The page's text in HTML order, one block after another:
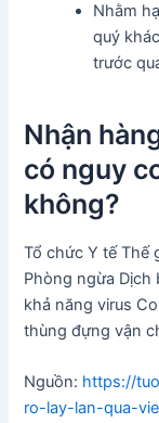
Nhằm
quý
trước
Nhận
có nguy
không?
Tổ chức Y tế Thế
Phòng ngừa Dịch
khả năng virus
thùng đựng vận
Nguồn: https://
ro-lay-lan-qua-